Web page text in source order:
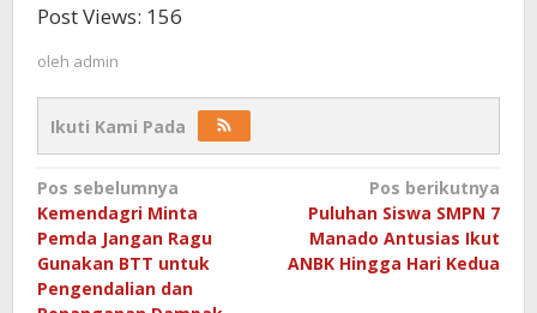
Post Views: 156
oleh admin
Ikuti Kami Pada
Navigasi
pos
Pos sebelumnya
Kemendagri Minta
Pemda Jangan Ragu
Gunakan BTT untuk
Pengendalian dan
Pos berikutnya
Puluhan Siswa SMPN 7
Manado Antusias Ikut
ANBK Hingga Hari Kedua